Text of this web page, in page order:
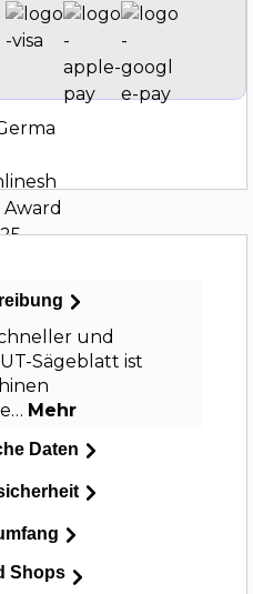
und
Sägeblatt ist
Mehr
Daten
Shops